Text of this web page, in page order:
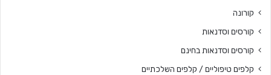
קורונה
קורסים וסדנאות
קורסים וסדנאות בחינם
קלפים טיפוליים / קלפים השלכתיים